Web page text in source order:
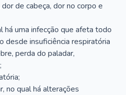
de cabeça, dor no corpo e
há uma infecção que afeta todo
desde insuficiência respiratória
perda do paladar,
no qual há alterações